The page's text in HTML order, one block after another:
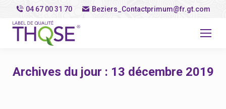
04 67 00 31 70 Beziers_Contactprimum@fr.gt.com
Archives du jour : 13 décembre 2019